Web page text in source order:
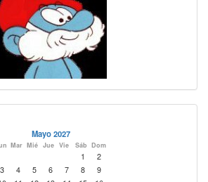
Mayo 2027
Mar Mié Jue Vie Sáb Dom
1
2
3
4 5 6 7 8
9